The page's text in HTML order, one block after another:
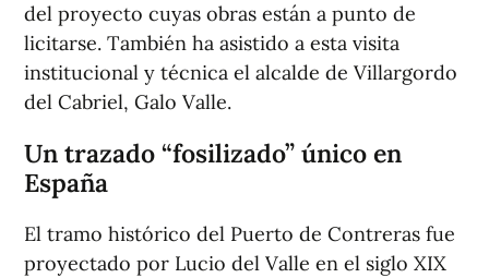
del proyecto cuyas obras están a punto de
licitarse. También ha asistido a esta visita
institucional y técnica el alcalde de Villargordo
del Cabriel, Galo Valle.
Un trazado “fosilizado” único en
España
El tramo histórico del Puerto de Contreras fue
proyectado por Lucio del Valle en el siglo XIX